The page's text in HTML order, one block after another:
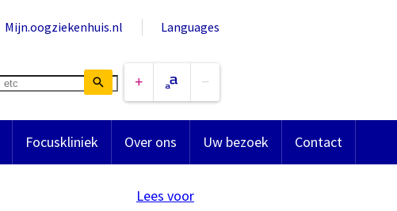
Mijn.oogziekenhuis.nl Languages
Focuskliniek Over ons Uw bezoek Contact
Lees voor